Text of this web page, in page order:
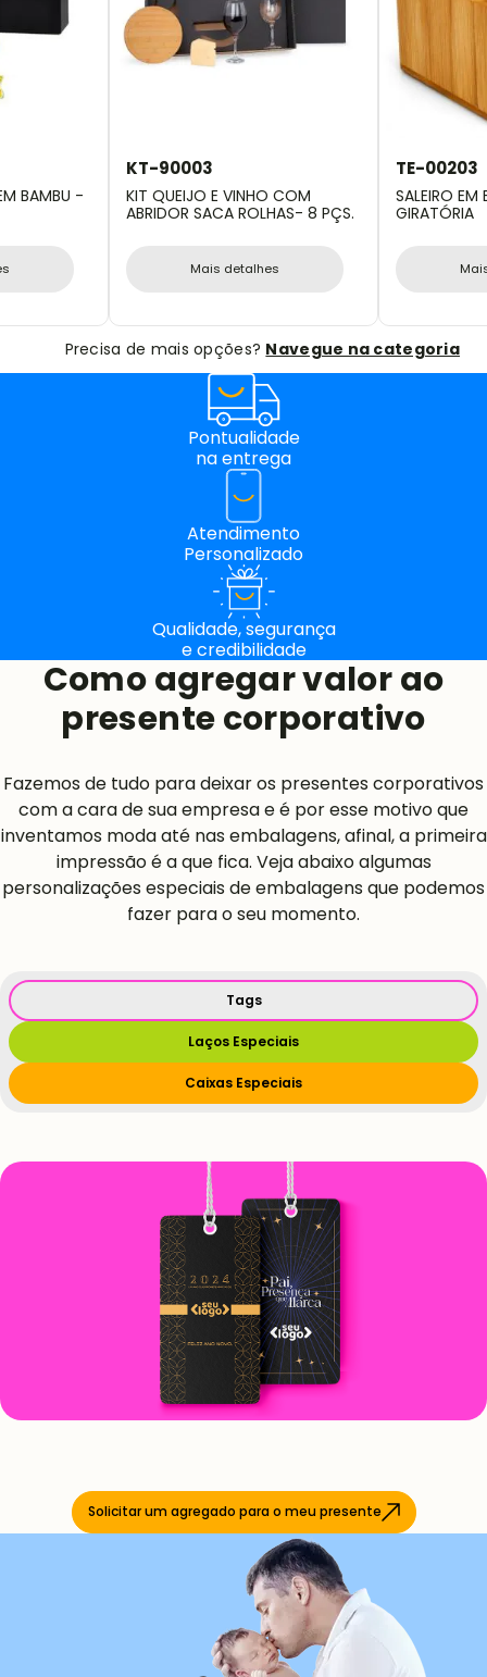
BAMBU -
KT-90003
KIT QUEIJO E VINHO COM
ABRIDOR SACA ROLHAS- 8 PÇS.
Mais detalhes
TE-00203
SALEIRO
GIRATÓRIA
Precisa de mais opções? Navegue na categoria
Pontualidade
na entrega
Atendimento
Personalizado
Qualidade, segurança
e credibilidade
Como agregar valor ao
presente corporativo
Fazemos de tudo para deixar os presentes corporativos
com a cara de sua empresa e é por esse motivo que
inventamos moda até nas embalagens, afinal, a primeira
impressão é a que fica. Veja abaixo algumas
personalizações especiais de embalagens que podemos
fazer para o seu momento.
Tags
Laços Especiais
Caixas Especiais
Solicitar um agregado para o meu presente